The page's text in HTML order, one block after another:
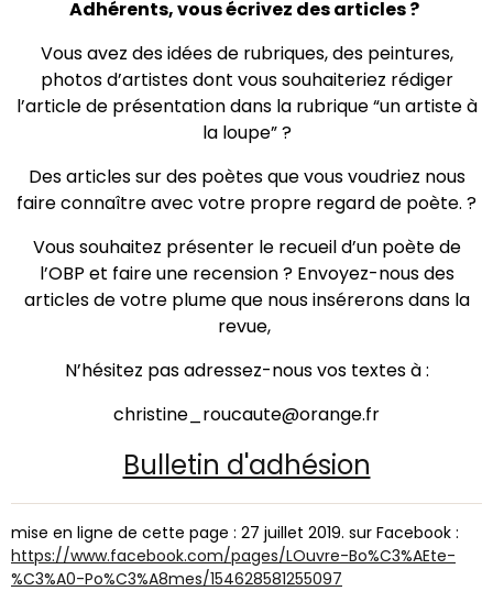
Adhérents, vous écrivez des articles ?
Vous avez des idées de rubriques, des peintures,
photos d’artistes dont vous souhaiteriez rédiger
l’article de présentation dans la rubrique “un artiste à
la loupe” ?
Des articles sur des poètes que vous voudriez nous
faire connaître avec votre propre regard de poète. ?
Vous souhaitez présenter le recueil d’un poète de
l’OBP et faire une recension ? Envoyez-nous des
articles de votre plume que nous insérerons dans la
revue,
N’hésitez pas adressez-nous vos textes à :
christine_roucaute@orange.fr
Bulletin d'adhésion
mise en ligne de cette page : 27 juillet 2019. sur Facebook :
https://www.facebook.com/pages/LOuvre-Bo%C3%AEte-
%C3%A0-Po%C3%A8mes/154628581255097